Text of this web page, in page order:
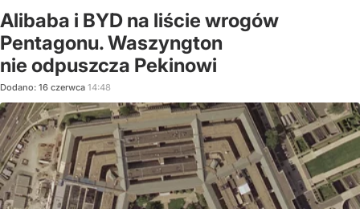
Alibaba i BYD na liście wrogów
Pentagonu. Waszyngton
nie odpuszcza Pekinowi
Dodano: 16 czerwca 14:48